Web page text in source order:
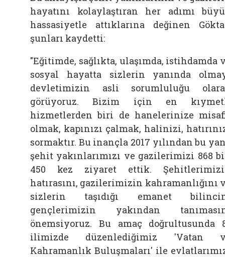
hayatını kolaylaştıran her adımı
hassasiyetle attıklarına değinen
şunları kaydetti:
"Eğitimde, sağlıkta, ulaşımda, istihdamda
sosyal hayatta sizlerin yanında
devletimizin asli sorumluluğu
görüyoruz. Bizim için en
hizmetlerden biri de hanelerinize
olmak, kapınızı çalmak, halinizi,
sormaktır. Bu inançla 2017 yılından bu
şehit yakınlarımızı ve gazilerimizi 868
450 kez ziyaret ettik.
hatırasını, gazilerimizin kahramanlığını
sizlerin taşıdığı emanet
gençlerimizin yakından
önemsiyoruz. Bu amaç doğrultusunda
ilimizde düzenlediğimiz 'Vatan
Kahramanlık Buluşmaları' ile